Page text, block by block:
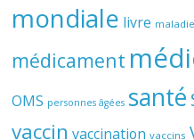
mondiale livre maladie
médicament
OMS personnes âgées santé
vaccin vaccination vaccins